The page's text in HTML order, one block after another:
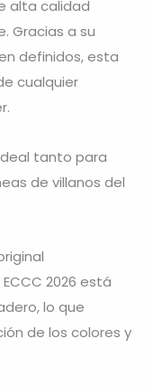
alta calidad
Gracias a su
definidos, esta
cualquier
tanto para
de villanos del
ECCC 2026 está
lo que
de los colores y